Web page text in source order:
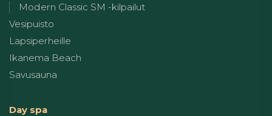
Modern Classic SM -kilpailut
Vesipuisto
Lapsiperheille
Ikanema Beach
Savusauna
Day spa